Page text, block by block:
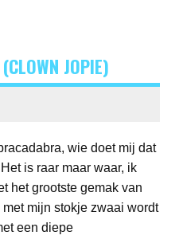
JOPIE)
wie doet mij dat
is raar maar waar, ik
het grootste gemak van
mijn stokje zwaai wordt
een diepe